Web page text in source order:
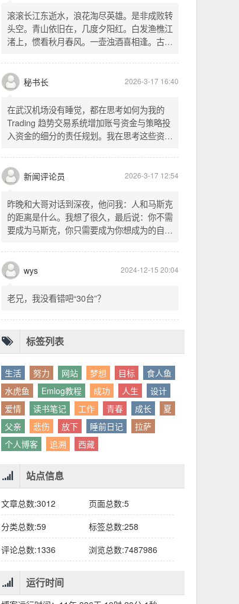
秘书长 2026-3-17 16:42
滚滚长江东逝水，浪花淘尽英雄。是非成败转
头空。青山依旧在，几度夕阳红。白发渔樵江
渚上，惯看秋月春风。一壶浊酒喜相逢。古今
的开篇词，气势磅礴，感慨历史兴衰、人生短
暂。晚饭时在墙上看到这句诗，让人感慨万
千。历史长河滚滚向前，多少英雄豪杰都随江
件事。
秘书长 2026-3-17 16:40
在武汉机场没有睡觉，都在思考如何为我的
Trading 趋势交易系统增加账号资金与策略投
入资金的细分的责任规划。我在思考这些资金
投入资金是每个策略单独分配的资金。昨天回
到家之后，我也在为博客增加这些功能，把交
易系统理念落实到代码层面。东西用久了需要
新闻评论员 2026-3-17 12:54
昨晚和大哥对话到深夜，他问我：人和马斯克
的距离是什么。我想了很久，最后说：你不需
要成为马斯克，你只需要成为你想成为的自
以为差距是钱、是资源、是运气，但真正的差
只问我想做什么。而我们，花了太多时间活成
别人眼中的应该。这句话不是安慰，是提醒：
你的人生，不需要复刻任何人的轨迹。
wys
老兄，我没看错吧“30台”？
标签列表
生活 努力 网站 梦想 目标
食人鱼
水虎鱼
Emlog教程 成功 人生
设计
爱情
读书笔记 工作
父亲
悲伤 放下
个人博客
追溯 西藏
站点信息
文章总数:3012
页面总数:5
分类总数:59
评论总数:1336
浏览总数:7487986